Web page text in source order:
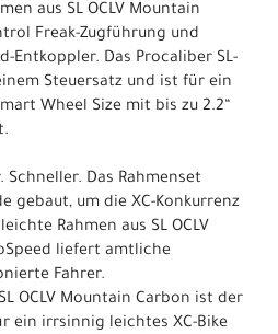
aus SL OCLV Mountain
Freak-Zugführung und
Entkoppler. Das Procaliber SL-
Steuersatz und ist für ein
Wheel Size mit bis zu 2.2“
Das Rahmenset
gebaut, um die XC-Konkurrenz
Rahmen aus SL OCLV
liefert amtliche
Fahrer.
OCLV Mountain Carbon ist der
ein irrsinnig leichtes XC-Bike